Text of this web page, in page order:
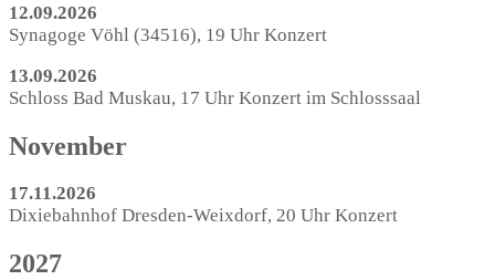
12.09.2026
Synagoge Vöhl (34516), 19 Uhr Konzert
13.09.2026
Schloss Bad Muskau, 17 Uhr Konzert im Schlosssaal
November
17.11.2026
Dixiebahnhof Dresden-Weixdorf, 20 Uhr Konzert
2027